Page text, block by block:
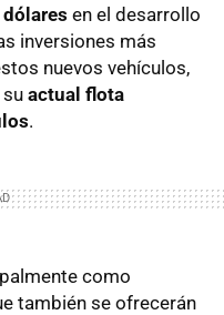
en el desarrollo
inversiones más
nuevos vehículos,
actual flota
.
como
también se ofrecerán